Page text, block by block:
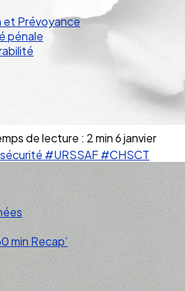
Prévoyance
pénale
min Recap’
de lecture : 2 min6 janvier
#URSSAF#CHSCT